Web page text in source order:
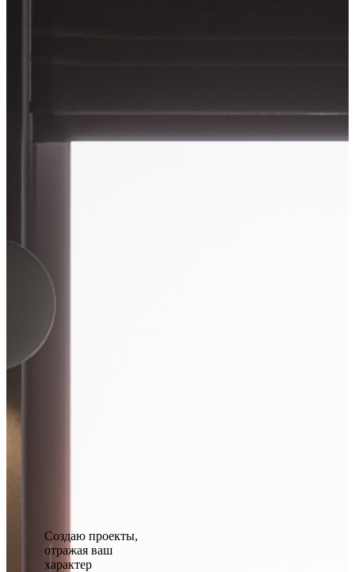
Создаю проекты,
отражая ваш
характер